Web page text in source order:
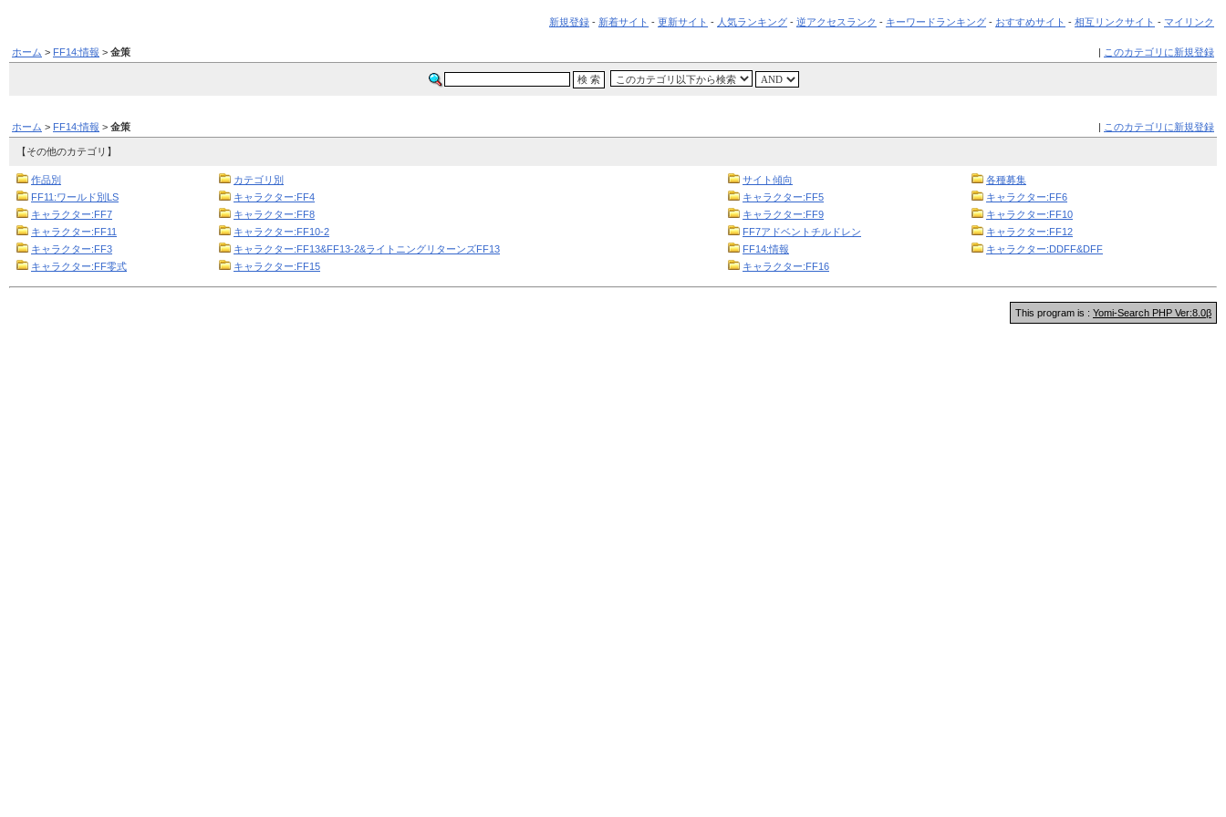
新規登録 - 新着サイト - 更新サイト - 人気ランキング - 逆アクセスランク - キーワードランキング - おすすめサイト - 相互リンクサイト - マイリンク
ホーム > FF14:情報 > 金策 | このカテゴリに新規登録
ホーム > FF14:情報 > 金策 | このカテゴリに新規登録
【その他のカテゴリ】
作品別 カテゴリ別 サイト傾向
各種募集
FF11:ワールド別LS
キャラクター:FF4 キャラクター:FF5
キャラクター:FF6
キャラクター:FF7
キャラクター:FF8 キャラクター:FF9
キャラクター:FF10
キャラクター:FF11
キャラクター:FF10-2 FF7アドベントチルドレン
キャラクター:FF12
キャラクター:FF3
キャラクター:FF13&FF13-2&ライトニングリターンズFF13 FF14:情報
キャラクター:DDFF&DFF
キャラクター:FF零式
キャラクター:FF15 キャラクター:FF16
This program is : Yomi-Search PHP Ver:8.0β